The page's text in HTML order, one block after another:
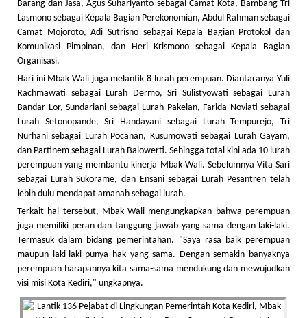
Barang dan Jasa, Agus Suhariyanto sebagai Camat Kota, Bambang Tri
Lasmono sebagai Kepala Bagian Perekonomian, Abdul Rahman sebagai
Camat Mojoroto, Adi Sutrisno sebagai Kepala Bagian Protokol dan
Komunikasi Pimpinan, dan Heri Krismono sebagai Kepala Bagian
Organisasi.
Hari ini Mbak Wali juga melantik 8 lurah perempuan. Diantaranya Yuli
Rachmawati sebagai Lurah Dermo, Sri Sulistyowati sebagai Lurah
Bandar Lor, Sundariani sebagai Lurah Pakelan, Farida Noviati sebagai
Lurah Setonopande, Sri Handayani sebagai Lurah Tempurejo, Tri
Nurhani sebagai Lurah Pocanan, Kusumowati sebagai Lurah Gayam,
dan Partinem sebagai Lurah Balowerti. Sehingga total kini ada 10 lurah
perempuan yang membantu kinerja Mbak Wali. Sebelumnya Vita Sari
sebagai Lurah Sukorame, dan Ensani sebagai Lurah Pesantren telah
lebih dulu mendapat amanah sebagai lurah.
Terkait hal tersebut, Mbak Wali mengungkapkan bahwa perempuan
juga memiliki peran dan tanggung jawab yang sama dengan laki-laki.
Termasuk dalam bidang pemerintahan. "Saya rasa baik perempuan
maupun laki-laki punya hak yang sama. Dengan semakin banyaknya
perempuan harapannya kita sama-sama mendukung dan mewujudkan
visi misi Kota Kediri," ungkapnya.